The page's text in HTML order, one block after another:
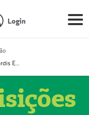
Login
Prestador Decordis Exames Cardiológicos LTDA (51004346-0)